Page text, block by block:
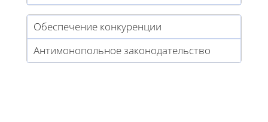
Обеспечение конкуренции
Антимонопольное законодательство